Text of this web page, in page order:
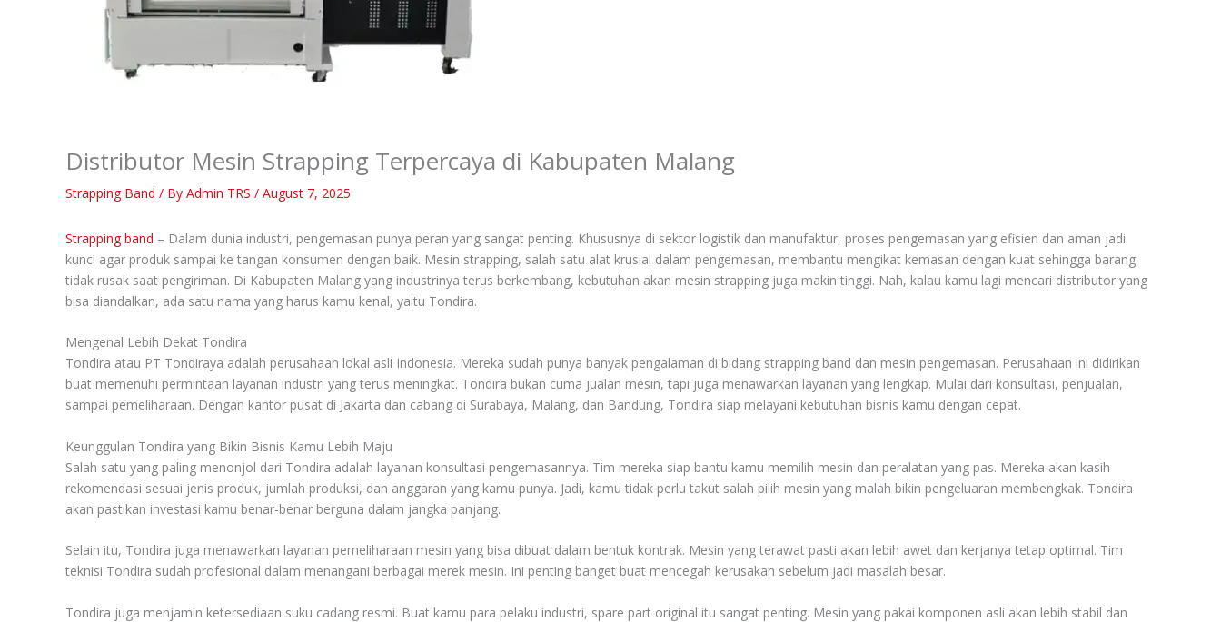
Distributor Mesin Strapping Terpercaya di Kabupaten Malang
Strapping Band / By Admin TRS / August 7, 2025
Strapping band – Dalam dunia industri, pengemasan punya peran yang sangat penting. Khususnya di sektor logistik dan manufaktur, proses pengemasan yang efisien dan aman jadi
kunci agar produk sampai ke tangan konsumen dengan baik. Mesin strapping, salah satu alat krusial dalam pengemasan, membantu mengikat kemasan dengan kuat sehingga barang
tidak rusak saat pengiriman. Di Kabupaten Malang yang industrinya terus berkembang, kebutuhan akan mesin strapping juga makin tinggi. Nah, kalau kamu lagi mencari distributor yang
bisa diandalkan, ada satu nama yang harus kamu kenal, yaitu Tondira.
Mengenal Lebih Dekat Tondira
Tondira atau PT Tondiraya adalah perusahaan lokal asli Indonesia. Mereka sudah punya banyak pengalaman di bidang strapping band dan mesin pengemasan. Perusahaan ini didirikan
buat memenuhi permintaan layanan industri yang terus meningkat. Tondira bukan cuma jualan mesin, tapi juga menawarkan layanan yang lengkap. Mulai dari konsultasi, penjualan,
sampai pemeliharaan. Dengan kantor pusat di Jakarta dan cabang di Surabaya, Malang, dan Bandung, Tondira siap melayani kebutuhan bisnis kamu dengan cepat.
Keunggulan Tondira yang Bikin Bisnis Kamu Lebih Maju
Salah satu yang paling menonjol dari Tondira adalah layanan konsultasi pengemasannya. Tim mereka siap bantu kamu memilih mesin dan peralatan yang pas. Mereka akan kasih
rekomendasi sesuai jenis produk, jumlah produksi, dan anggaran yang kamu punya. Jadi, kamu tidak perlu takut salah pilih mesin yang malah bikin pengeluaran membengkak. Tondira
akan pastikan investasi kamu benar-benar berguna dalam jangka panjang.
Selain itu, Tondira juga menawarkan layanan pemeliharaan mesin yang bisa dibuat dalam bentuk kontrak. Mesin yang terawat pasti akan lebih awet dan kerjanya tetap optimal. Tim
teknisi Tondira sudah profesional dalam menangani berbagai merek mesin. Ini penting banget buat mencegah kerusakan sebelum jadi masalah besar.
Tondira juga menjamin ketersediaan suku cadang resmi. Buat kamu para pelaku industri, spare part original itu sangat penting. Mesin yang pakai komponen asli akan lebih stabil dan